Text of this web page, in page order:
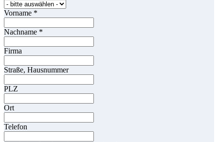
Vorname *
Nachname *
Firma
Straße, Hausnummer
PLZ
Ort
Telefon